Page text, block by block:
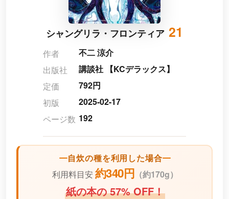
シャングリラ・フロンティア 21
作者
不二 涼介
出版社
講談社 【KCデラックス】
定価
792円
初版
2025-02-17
ページ数 192
自炊の種を利用した場合
利用料目安 約340円 （約170g）
紙の本の 57% OFF！